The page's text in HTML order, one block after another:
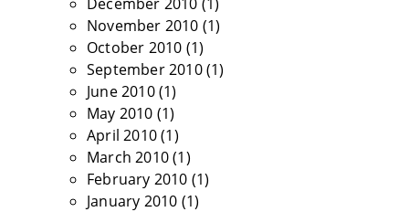
November 2010 (1)
October 2010 (1)
September 2010(1)
June 2010(1)
May 2010 (1)
April 2010(1)
March 2010(1)
February 2010 (1)
January 2010 (1)